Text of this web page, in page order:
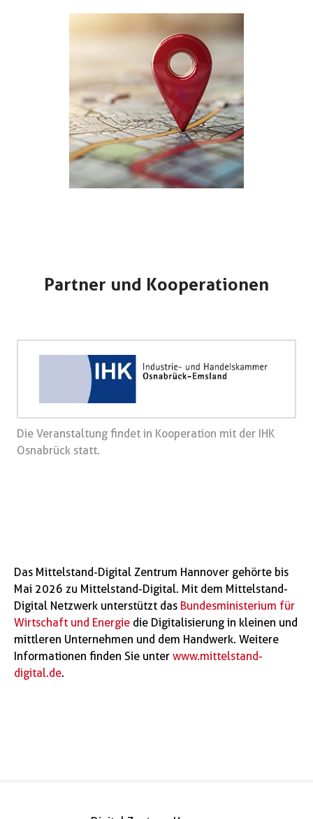
Partner und Kooperationen
Die Veranstaltung findet in Kooperation mit der IHK
Osnabrück statt.
Das Mittelstand-Digital Zentrum Hannover gehörte bis
Mai 2026 zu Mittelstand-Digital. Mit dem Mittelstand-
Digital Netzwerk unterstützt das Bundesministerium für
Wirtschaft und Energie die Digitalisierung in kleinen und
mittleren Unternehmen und dem Handwerk. Weitere
Informationen finden Sie unter www.mittelstand-
digital.de.